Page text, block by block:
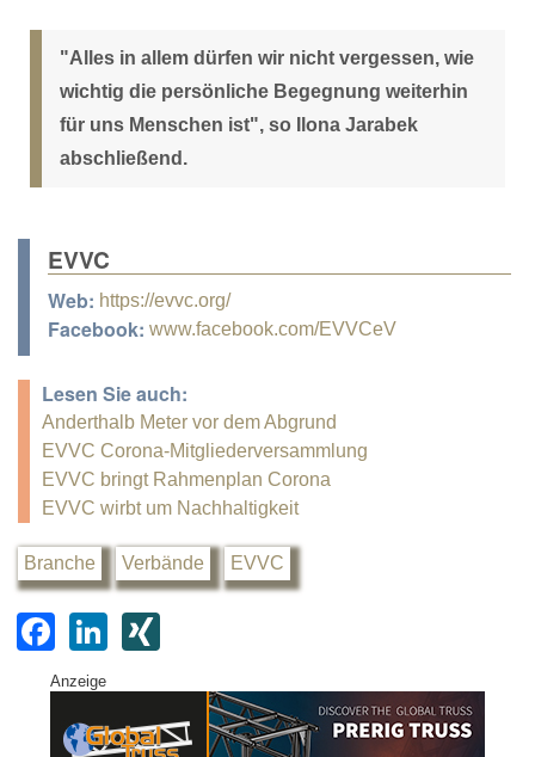
"Alles in allem dürfen wir nicht vergessen, wie
wichtig die persönliche Begegnung weiterhin
für uns Menschen ist", so Ilona Jarabek
abschließend.
EVVC
Web: https://evvc.org/
Facebook: www.facebook.com/EVVCeV
Lesen Sie auch:
Anderthalb Meter vor dem Abgrund
EVVC Corona-Mitgliederversammlung
EVVC bringt Rahmenplan Corona
EVVC wirbt um Nachhaltigkeit
Branche Verbände EVVC
F
a
c
e
Li
k
e
G
Anzeige